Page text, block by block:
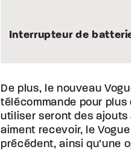
Interrupteur de
De plus, le nouveau
télécommande pour
utiliser seront des ajouts
aiment recevoir, le
précédent, ainsi qu’une